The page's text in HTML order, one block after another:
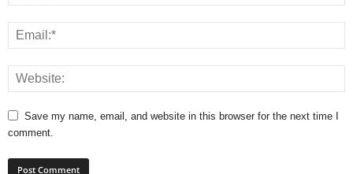
Save my name, email, and website in this browser for the next time I
comment.